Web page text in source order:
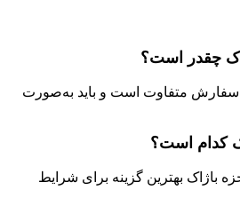
چقدر است؟
سفارش متفاوت است و باید به‌صورت
کدام است؟
باژاک بهترین گزینه برای شرایط